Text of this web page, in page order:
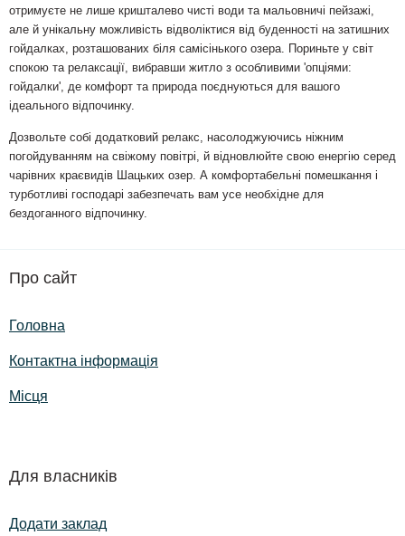
отримуєте не лише кришталево чисті води та мальовничі пейзажі,
але й унікальну можливість відволіктися від буденності на затишних
гойдалках, розташованих біля самісінького озера. Пориньте у світ
спокою та релаксації, вибравши житло з особливими 'опціями:
гойдалки', де комфорт та природа поєднуються для вашого
ідеального відпочинку.
Дозвольте собі додатковий релакс, насолоджуючись ніжним
погойдуванням на свіжому повітрі, й відновлюйте свою енергію серед
чарівних краєвидів Шацьких озер. А комфортабельні помешкання і
турботливі господарі забезпечать вам усе необхідне для
бездоганного відпочинку.
Про сайт
Головна
Контактна інформація
Місця
Для власників
Додати заклад